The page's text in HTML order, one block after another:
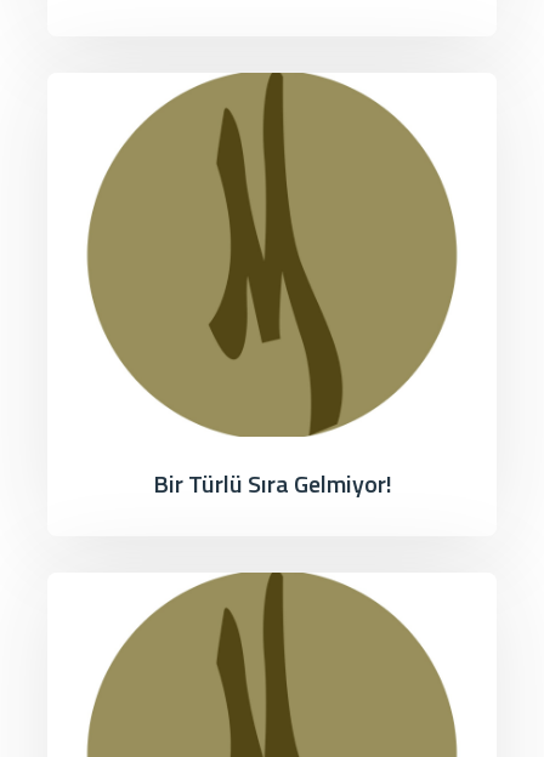
Bir Türlü Sıra Gelmiyor!